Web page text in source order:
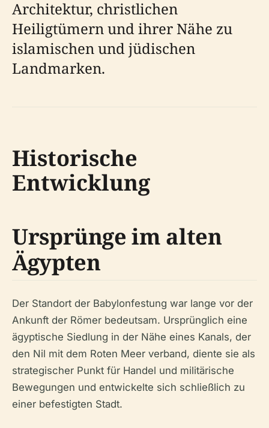
Architektur, christlichen
Heiligtümern und ihrer Nähe zu
islamischen und jüdischen
Landmarken.
Historische
Entwicklung
Ursprünge im alten
Ägypten
Der Standort der Babylonfestung war lange vor der
Ankunft der Römer bedeutsam. Ursprünglich eine
ägyptische Siedlung in der Nähe eines Kanals, der
den Nil mit dem Roten Meer verband, diente sie als
strategischer Punkt für Handel und militärische
Bewegungen und entwickelte sich schließlich zu
einer befestigten Stadt.